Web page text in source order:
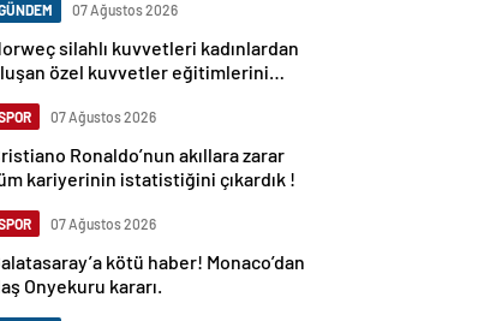
07 Ağustos 2026
silahlı kuvvetleri kadınlardan
özel kuvvetler eğitimlerini
07 Ağustos 2026
Ronaldo’nun akıllara zarar
kariyerinin istatistiğini çıkardık !
07 Ağustos 2026
kötü haber! Monaco’dan
Onyekuru kararı.